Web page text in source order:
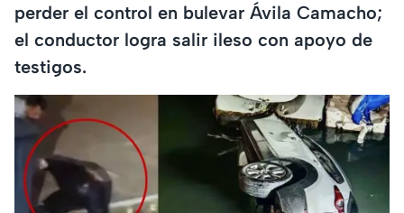
perder el control en bulevar Ávila Camacho;
el conductor logra salir ileso con apoyo de
testigos.